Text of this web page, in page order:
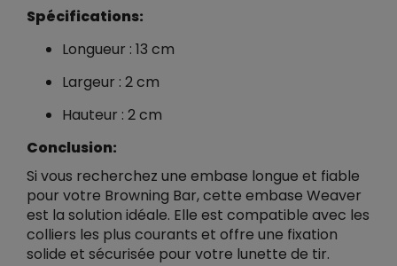
Spécifications:
Longueur : 13 cm
Largeur : 2 cm
Hauteur : 2 cm
Conclusion:
Si vous recherchez une embase longue et fiable
pour votre Browning Bar, cette embase Weaver
est la solution idéale. Elle est compatible avec les
colliers les plus courants et offre une fixation
solide et sécurisée pour votre lunette de tir.